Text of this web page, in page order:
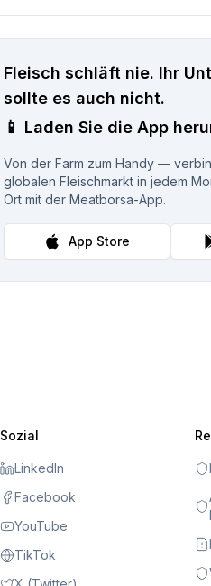
Fleisch schläft nie. Ihr
sollte es auch nicht.
📱 Laden Sie die App
Von der Farm zum Handy —
globalen Fleischmarkt in jedem
Ort mit der Meatborsa-App.
App Store
Sozial
LinkedIn
Facebook
YouTube
TikTok